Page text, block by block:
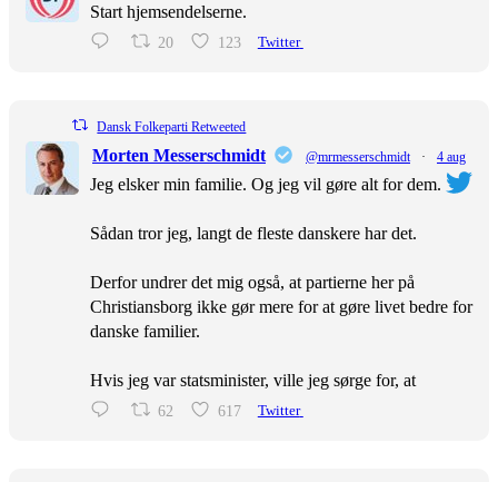
Start hjemsendelserne.
20 123 Twitter
Dansk Folkeparti Retweeted
Morten Messerschmidt @mrmesserschmidt · 4 aug
Jeg elsker min familie. Og jeg vil gøre alt for dem.
Sådan tror jeg, langt de fleste danskere har det.
Derfor undrer det mig også, at partierne her på
Christiansborg ikke gør mere for at gøre livet bedre for
danske familier.
Hvis jeg var statsminister, ville jeg sørge for, at
62 617 Twitter